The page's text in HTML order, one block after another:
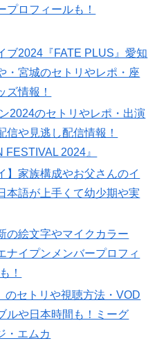
プロフィールも！
ブ2024『FATE PLUS』愛知
・宮城のセトリやレポ・座
ズ情報！
2024のセトリやレポ・出演
信や見逃し配信情報！
FESTIVAL 2024』
】家族構成やお父さんのイ
本語が上手くて幼少期や実
の絵文字やマイクカラー
ナイプンメンバープロフィ
！
のセトリや視聴方法・VOD
ルや日本時間も！ミーグ
・エムカ